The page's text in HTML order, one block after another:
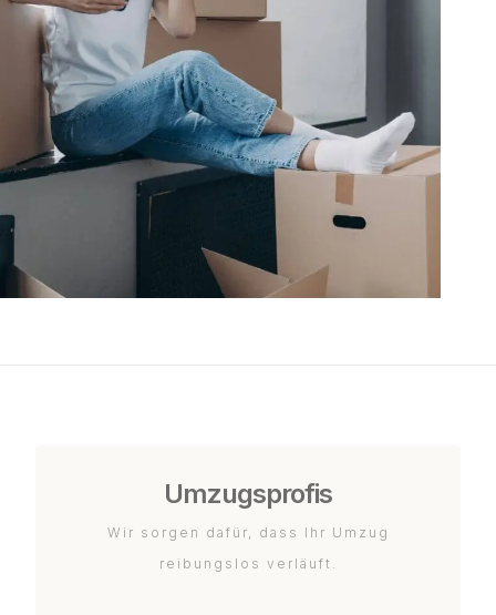
Umzugsprofis
Wir sorgen dafür, dass Ihr Umzug
reibungslos verläuft.